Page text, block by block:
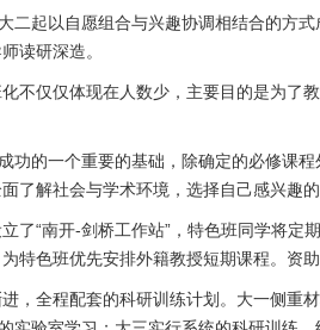
二起以自愿组合与兴趣协调相结合的方式
读研深造。
不仅仅体现在人数少，主要目的是为了
的一个重要的基础，除确定的必修课
了解社会与学术环境，选择自己感兴趣的
了“南开-剑桥工作站” ，特色班同学将定
特色班优先安排外籍教授短期课程。资
，全程配套的科研训练计划。大一侧重